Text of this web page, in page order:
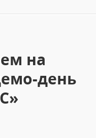
на
день